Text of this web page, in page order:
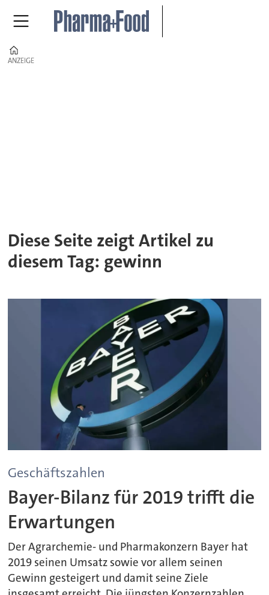
ANZEIGE
ANZEIGE
Diese Seite zeigt Artikel zu
diesem Tag: gewinn
Geschäftszahlen
Bayer-Bilanz für 2019 trifft die
Erwartungen
Der Agrarchemie- und Pharmakonzern Bayer hat
2019 seinen Umsatz sowie vor allem seinen
Gewinn gesteigert und damit seine Ziele